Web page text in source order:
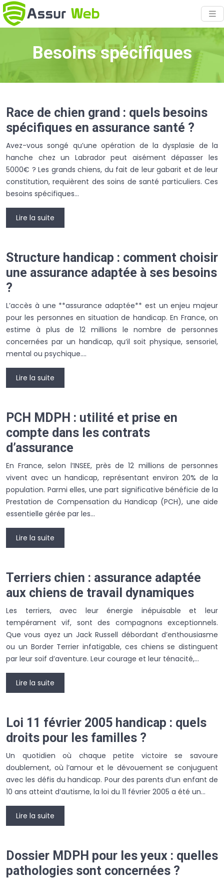
Besoins spécifiques
Race de chien grand : quels besoins
spécifiques en assurance santé ?
Avez-vous songé qu’une opération de la dysplasie de la
hanche chez un Labrador peut aisément dépasser les
5000€ ? Les grands chiens, du fait de leur gabarit et de leur
constitution, requièrent des soins de santé particuliers. Ces
besoins spécifiques…
Lire la suite
Structure handicap : comment choisir
une assurance adaptée à ses besoins
?
L’accès à une **assurance adaptée** est un enjeu majeur
pour les personnes en situation de handicap. En France, on
estime à plus de 12 millions le nombre de personnes
concernées par un handicap, qu’il soit physique, sensoriel,
mental ou psychique….
Lire la suite
PCH MDPH : utilité et prise en
compte dans les contrats
d’assurance
En France, selon l’INSEE, près de 12 millions de personnes
vivent avec un handicap, représentant environ 20% de la
population. Parmi elles, une part significative bénéficie de la
Prestation de Compensation du Handicap (PCH), une aide
essentielle gérée par les…
Lire la suite
Terriers chien : assurance adaptée
aux chiens de travail dynamiques
Les terriers, avec leur énergie inépuisable et leur
tempérament vif, sont des compagnons exceptionnels.
Que vous ayez un Jack Russell débordant d’enthousiasme
ou un Border Terrier infatigable, ces chiens se distinguent
par leur soif d’aventure. Leur courage et leur ténacité,…
Lire la suite
Loi 11 février 2005 handicap : quels
droits pour les familles ?
Un quotidien où chaque petite victoire se savoure
doublement, où l’amour et le dévouement se conjuguent
avec les défis du handicap. Pour des parents d’un enfant de
10 ans atteint d’autisme, la loi du 11 février 2005 a été un…
Lire la suite
Dossier MDPH pour les yeux : quelles
pathologies sont concernées ?